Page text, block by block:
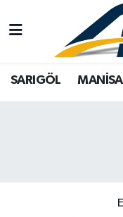
SARIGÖL MANİSA
Yazarlar
SARIGÖL
Türkiye
Manisa
Süper Lig